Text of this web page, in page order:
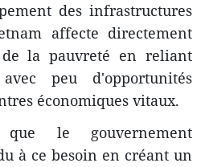
des infrastructures
affecte directement
la pauvreté en reliant
peu d'opportunités
économiques vitaux.
le gouvernement
à ce besoin en créant un